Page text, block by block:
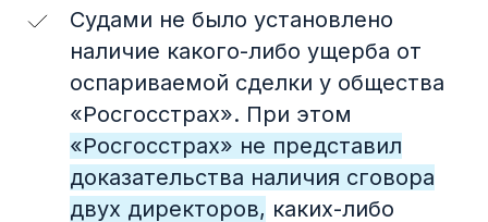
Судами не было установлено
наличие какого-либо ущерба от
оспариваемой сделки у общества
«Росгосстрах». При этом
«Росгосстрах» не представил
доказательства наличия сговора
двух директоров, каких-либо